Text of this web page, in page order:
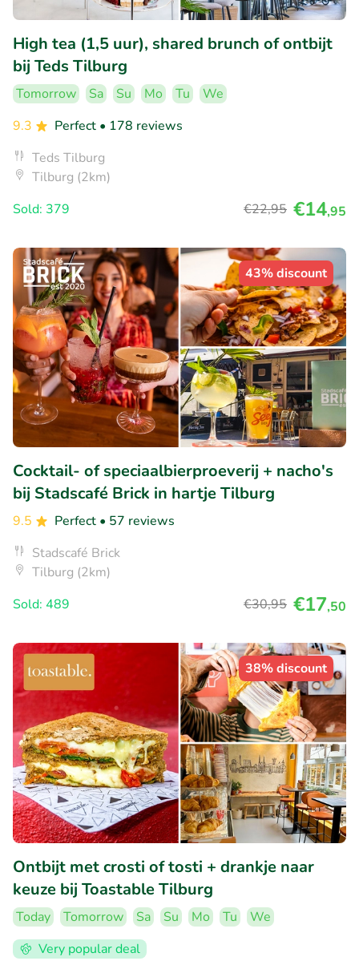
High tea (1,5 uur), shared brunch of ontbijt
bij Teds Tilburg
Tomorrow Sa Su Mo Tu
We
9.3
Perfect • 178 reviews
Teds Tilburg
Tilburg (2km)
Sold: 379
€22,95 €14,95
43% discount
Cocktail- of speciaalbierproeverij + nacho's
bij Stadscafé Brick in hartje Tilburg
9.5 Perfect • 57 reviews
Stadscafé Brick
Tilburg (2km)
Sold: 489
€30,95 €17,50
38% discount
Ontbijt met crosti of tosti + drankje naar
keuze bij Toastable Tilburg
Today Tomorrow Sa Su Mo Tu
We
Very popular deal